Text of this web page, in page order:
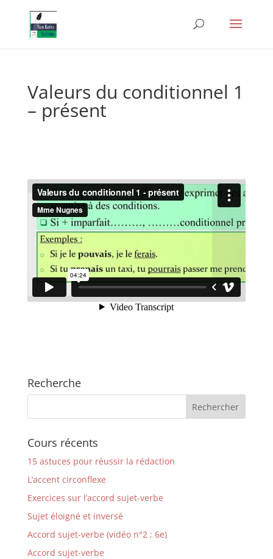
Valeurs du conditionnel 1
– présent
Recherche
Cours récents
15 astuces pour réussir la rédaction
L’accent circonflexe
Exercices sur l’accord sujet-verbe
Sujet éloigné et inversé
Accord sujet-verbe (vidéo n°2 ; 6e)
Accord sujet-verbe